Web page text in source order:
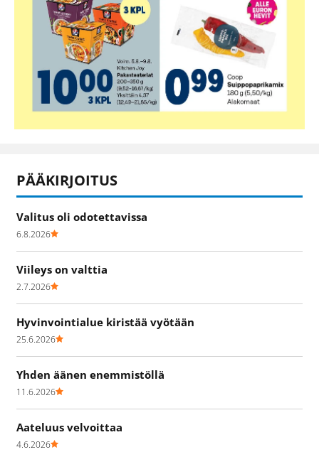
PÄÄKIRJOITUS
Valitus oli odotettavissa
6.8.2026
Viileys on valttia
2.7.2026
Hyvinvointialue kiristää vyötään
25.6.2026
Yhden äänen enemmistöllä
11.6.2026
Aateluus velvoittaa
4.6.2026